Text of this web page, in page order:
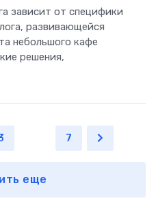
зависит от специфики
развивающейся
небольшого кафе
решения,
7
еще